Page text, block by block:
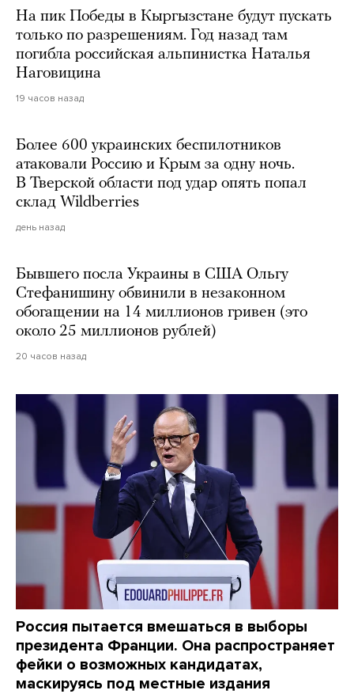
На пик Победы в Кыргызстане будут пускать
только по разрешениям. Год назад там
погибла российская альпинистка Наталья
Наговицина
19 часов назад
Более 600 украинских беспилотников
атаковали Россию и Крым за одну ночь.
В Тверской области под удар опять попал
склад Wildberries
день назад
Бывшего посла Украины в США Ольгу
Стефанишину обвинили в незаконном
обогащении на 14 миллионов гривен (это
около 25 миллионов рублей)
20 часов назад
Россия пытается вмешаться в выборы
президента Франции. Она распространяет
фейки о возможных кандидатах,
маскируясь под местные издания